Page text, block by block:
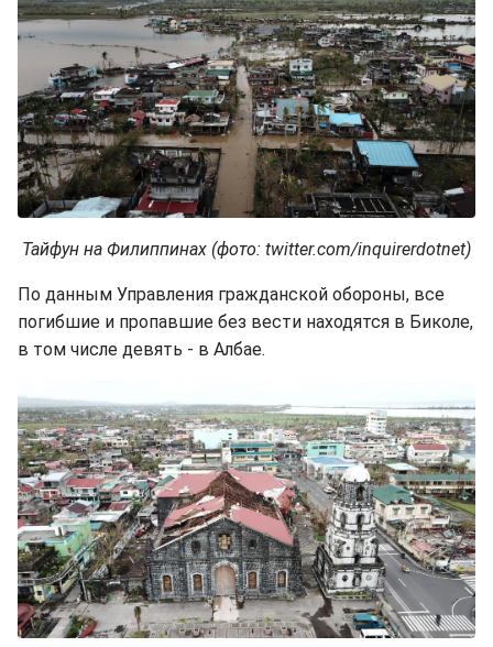
Тайфун на Филиппинах (фото: twitter.com/inquirerdotnet)
По данным Управления гражданской обороны, все
погибшие и пропавшие без вести находятся в Биколе,
в том числе девять - в Албае.